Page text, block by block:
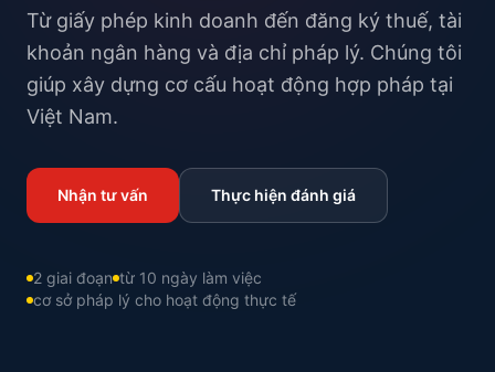
Từ giấy phép kinh doanh đến đăng ký thuế, tài
khoản ngân hàng và địa chỉ pháp lý. Chúng tôi
giúp xây dựng cơ cấu hoạt động hợp pháp tại
Việt Nam.
Nhận tư vấn Thực hiện đánh giá
2 giai đoạn từ 10 ngày làm việc
cơ sở pháp lý cho hoạt động thực tế